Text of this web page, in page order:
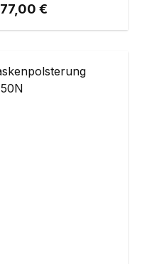
Regulärer Preis:
77,00 €